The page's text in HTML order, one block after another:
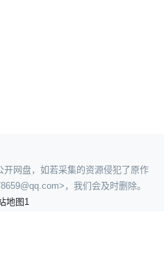
网盘，如若采集的资源侵犯了原作
，我们会及时删除。
地图1